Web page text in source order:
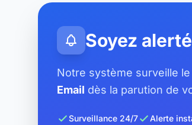
Soyez
Notre système surveille
Email dès la parution de
Surveillance 24/7 Alerte